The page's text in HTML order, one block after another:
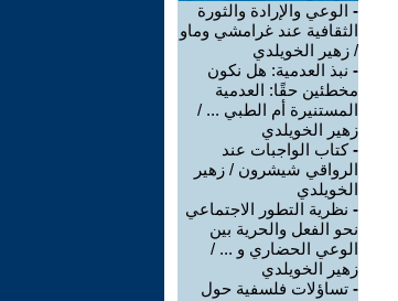
- الوعي والإرادة والثورة
الثقافية عند غرامشي وماو
/ زهير الخويلدي
- نبذ العدمية: هل نكون
مخطئين حقًا: العدمية
المستنيرة أم الطبي ... /
زهير الخويلدي
-كتاب الواجبات عند
الرواقي شيشرون / زهير
الخويلدي
- نظرية التطور الاجتماعي
نحو الفعل والحرية بين
الوعي الحضاري و ... /
زهير الخويلدي
- تساؤلات فلسفية حول